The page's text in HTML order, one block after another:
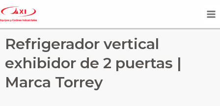
Refrigerador vertical
exhibidor de 2 puertas |
Marca Torrey